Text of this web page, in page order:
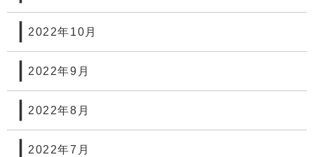
2022年10月
2022年9月
2022年8月
2022年7月